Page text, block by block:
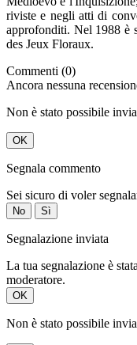
riviste e negli atti di
approfonditi. Nel 1988 è
des Jeux Floraux.
Commenti (0)
Ancora nessuna
Non è stato possibile
OK
Segnala commento
Sei sicuro di voler
No Sì
Segnalazione inviata
La tua segnalazione è
moderatore.
OK
Non è stato possibile